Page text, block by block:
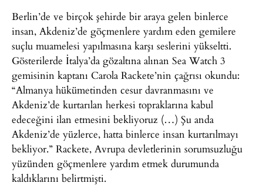
Berlin’de ve birçok şehirde bir araya gelen binlerce
insan, Akdeniz’de göçmenlere yardım eden gemilere
suçlu muamelesi yapılmasına karşı seslerini yükseltti.
Gösterilerde İtalya’da gözaltına alınan Sea Watch 3
gemisinin kaptanı Carola Rackete’nin çağrısı okundu:
“Almanya hükümetinden cesur davranmasını ve
Akdeniz’de kurtarılan herkesi topraklarına kabul
edeceğini ilan etmesini bekliyoruz (…) Şu anda
Akdeniz’de yüzlerce, hatta binlerce insan kurtarılmayı
bekliyor.” Rackete, Avrupa devletlerinin sorumsuzluğu
yüzünden göçmenlere yardım etmek durumunda
kaldıklarını belirtmişti.